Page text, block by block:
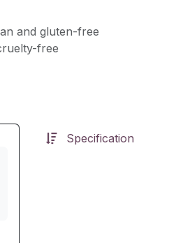
and gluten-free
free
Specification